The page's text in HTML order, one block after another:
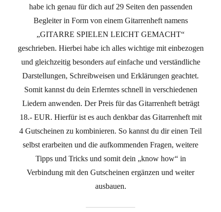
habe ich genau für dich auf 29 Seiten den passenden
Begleiter in Form von einem Gitarrenheft namens
„GITARRE SPIELEN LEICHT GEMACHT“
geschrieben. Hierbei habe ich alles wichtige mit einbezogen
und gleichzeitig besonders auf einfache und verständliche
Darstellungen, Schreibweisen und Erklärungen geachtet.
Somit kannst du dein Erlerntes schnell in verschiedenen
Liedern anwenden. Der Preis für das Gitarrenheft beträgt
18.- EUR. Hierfür ist es auch denkbar das Gitarrenheft mit
4 Gutscheinen zu kombinieren. So kannst du dir einen Teil
selbst erarbeiten und die aufkommenden Fragen, weitere
Tipps und Tricks und somit dein „know how“ in
Verbindung mit den Gutscheinen ergänzen und weiter
ausbauen.